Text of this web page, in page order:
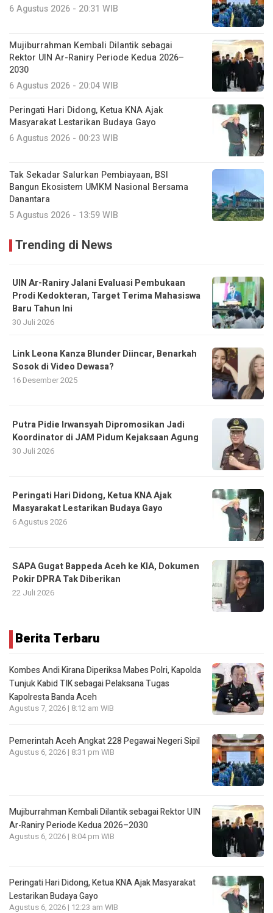
6 Agustus 2026 - 20:31 WIB
Mujiburrahman Kembali Dilantik sebagai
Rektor UIN Ar-Raniry Periode Kedua 2026–
2030
6 Agustus 2026 - 20:04 WIB
Peringati Hari Didong, Ketua KNA Ajak
Masyarakat Lestarikan Budaya Gayo
6 Agustus 2026 - 00:23 WIB
Tak Sekadar Salurkan Pembiayaan, BSI
Bangun Ekosistem UMKM Nasional Bersama
Danantara
5 Agustus 2026 - 13:59 WIB
Trending di News
UIN Ar-Raniry Jalani Evaluasi Pembukaan
Prodi Kedokteran, Target Terima Mahasiswa
Baru Tahun Ini
30 Juli 2026
Link Leona Kanza Blunder Diincar, Benarkah
Sosok di Video Dewasa?
16 Desember 2025
Putra Pidie Irwansyah Dipromosikan Jadi
Koordinator di JAM Pidum Kejaksaan Agung
30 Juli 2026
Peringati Hari Didong, Ketua KNA Ajak
Masyarakat Lestarikan Budaya Gayo
6 Agustus 2026
SAPA Gugat Bappeda Aceh ke KIA, Dokumen
Pokir DPRA Tak Diberikan
22 Juli 2026
Berita Terbaru
Kombes Andi Kirana Diperiksa Mabes Polri, Kapolda
Tunjuk Kabid TIK sebagai Pelaksana Tugas
Kapolresta Banda Aceh
Agustus 7, 2026 | 8:12 am WIB
Pemerintah Aceh Angkat 228 Pegawai Negeri Sipil
Agustus 6, 2026 | 8:31 pm WIB
Mujiburrahman Kembali Dilantik sebagai Rektor UIN
Ar-Raniry Periode Kedua 2026–2030
Agustus 6, 2026 | 8:04 pm WIB
Peringati Hari Didong, Ketua KNA Ajak Masyarakat
Lestarikan Budaya Gayo
Agustus 6, 2026 | 12:23 am WIB